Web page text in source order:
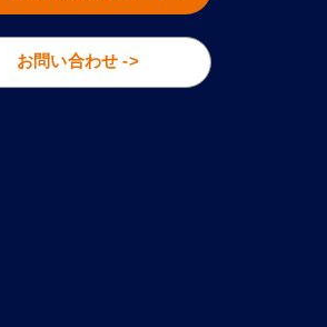
お問い合わせ ->